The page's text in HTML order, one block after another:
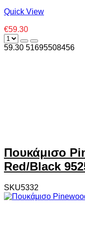
Quick View
€59.30
59.30 51695508456
Πουκάμισο
Red/Black
SKU5332